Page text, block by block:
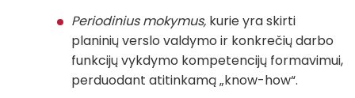
Periodinius mokymus, kurie yra skirti
planinių verslo valdymo ir konkrečių darbo
funkcijų vykdymo kompetencijų formavimui,
perduodant atitinkamą „know-how“.